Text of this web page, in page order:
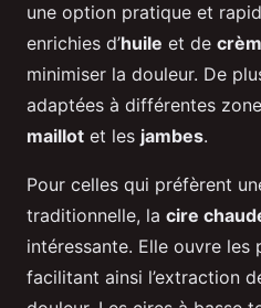
une option pratique et
enrichies d’huile et de
minimiser la douleur. De
adaptées à différentes
maillot et les jambes.
Pour celles qui préfèrent
traditionnelle, la cire
intéressante. Elle ouvre les
facilitant ainsi l’extraction